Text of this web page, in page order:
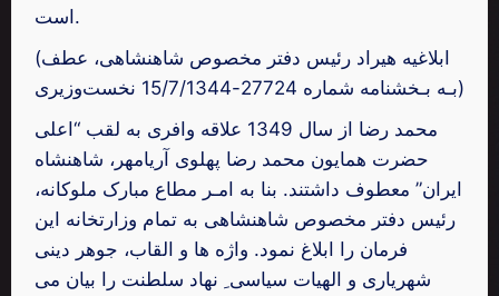
است.
(ابلاغیه هیراد رئیس دفتر مخصوص شاهنشاهی، عطف
بـه بـخشنامه شماره 27724-15‌/7/1344‌ نخست‌وزیری)
محمد رضا از سال 1349 علاقه وافری به لقب “اعلی‌
حضرت همایون محمد رضا پهلوی آریامهر، شاهنشاه
ایران” معطوف داشتند. بنا به امـر مطاع مبارک ملوکانه،
رئیس دفتر مخصوص شاهنشاهی به تمام وزارتخانه این
فرمان را ابلاغ نمود. واژه ها و القاب، جوهر دینی
شهریاری و الهیات سیاسی ِ نهاد سلطنت را بیان می